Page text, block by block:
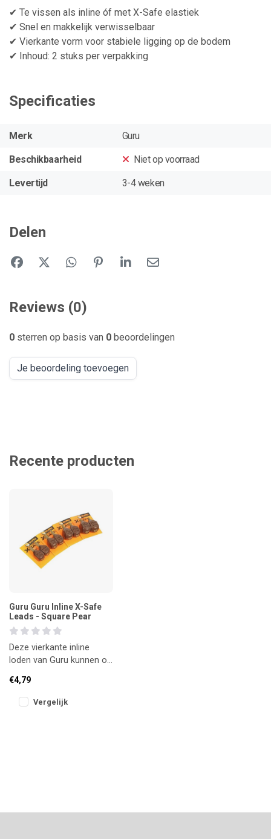
✔ Te vissen als inline óf met X-Safe elastiek
✔ Snel en makkelijk verwisselbaar
✔ Vierkante vorm voor stabiele ligging op de bodem
✔ Inhoud: 2 stuks per verpakking
Specificaties
Merk Guru
Beschikbaarheid Niet op voorraad
Levertijd 3-4 weken
Delen
Reviews (0)
0 sterren op basis van 0 beoordelingen
Je beoordeling toevoegen
Recente producten
Guru Guru Inline X-Safe
Leads - Square Pear
Deze vierkante inline
loden van Guru kunnen op
gebruikt: standaard inline
of in
€4,79
Vergelijk